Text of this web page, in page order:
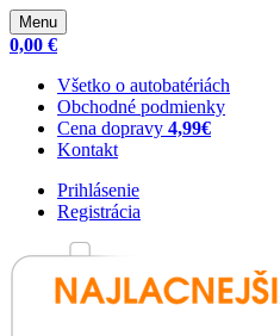
Menu
0,00 €
Všetko o autobatériách
Obchodné podmienky
Cena dopravy 4,99€
Kontakt
Prihlásenie
Registrácia